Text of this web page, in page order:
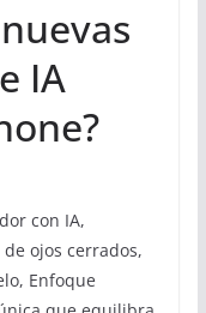
IA
con IA,
ojos cerrados,
Enfoque